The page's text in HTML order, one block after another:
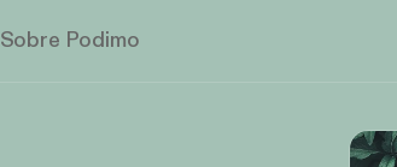
Sobre Podimo